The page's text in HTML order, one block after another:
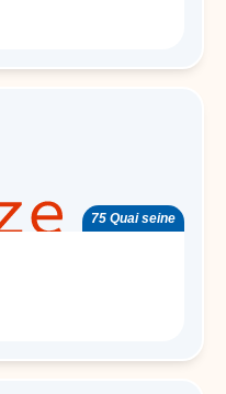
75 Quai seine